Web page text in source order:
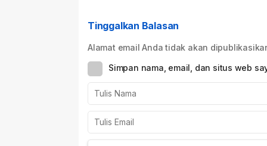
Tinggalkan Balasan
Alamat email Anda tidak akan
Simpan nama, email, dan situs web